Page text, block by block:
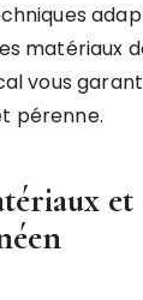
matériaux
vous
pérenne.